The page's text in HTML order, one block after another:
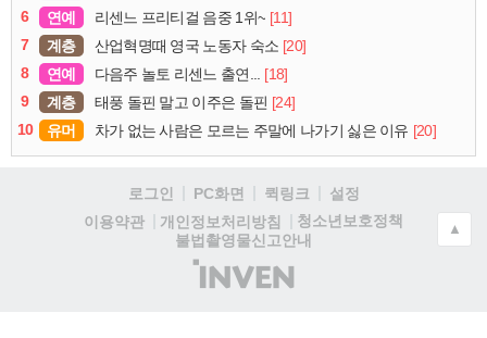
6
연예 리센느 프리티걸 음중 1위~ [11]
7
계층 산업혁명때 영국 노동자 숙소 [20]
8
연예 다음주 놀토 리센느 출연...
[18]
9
계층 태풍 돌핀 말고 이주은 돌핀 [24]
10
유머 차가 없는 사람은 모르는 주말에 나가기 싫은 이유 [20]
로그인 PC화면 퀵링크
설정
이용약관
개인정보처리방침
청소년보호정책
불법촬영물신고안내
(주)
인
▲